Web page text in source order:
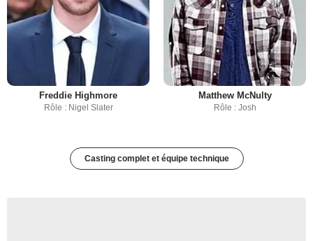
Freddie Highmore
Rôle : Nigel Slater
Matthew McNulty
Rôle : Josh
Casting complet et équipe technique